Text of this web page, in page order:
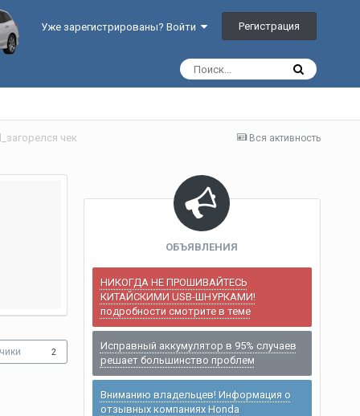
Уже зарегистрированы? Войти Регистрация
Вся активность
чек
2
ОБЪЯВЛЕНИЯ
НИКОГДА НЕ ПРОШИВАЙТЕСЬ
КИТАЙСКИМИ USB-ШНУРКАМИ!
подробности смотрите в теме
Исправный аккумулятор в 95% случаев
решает большинство проблем
Вниманию владельцев! Информация о
отзывных компаниях Honda